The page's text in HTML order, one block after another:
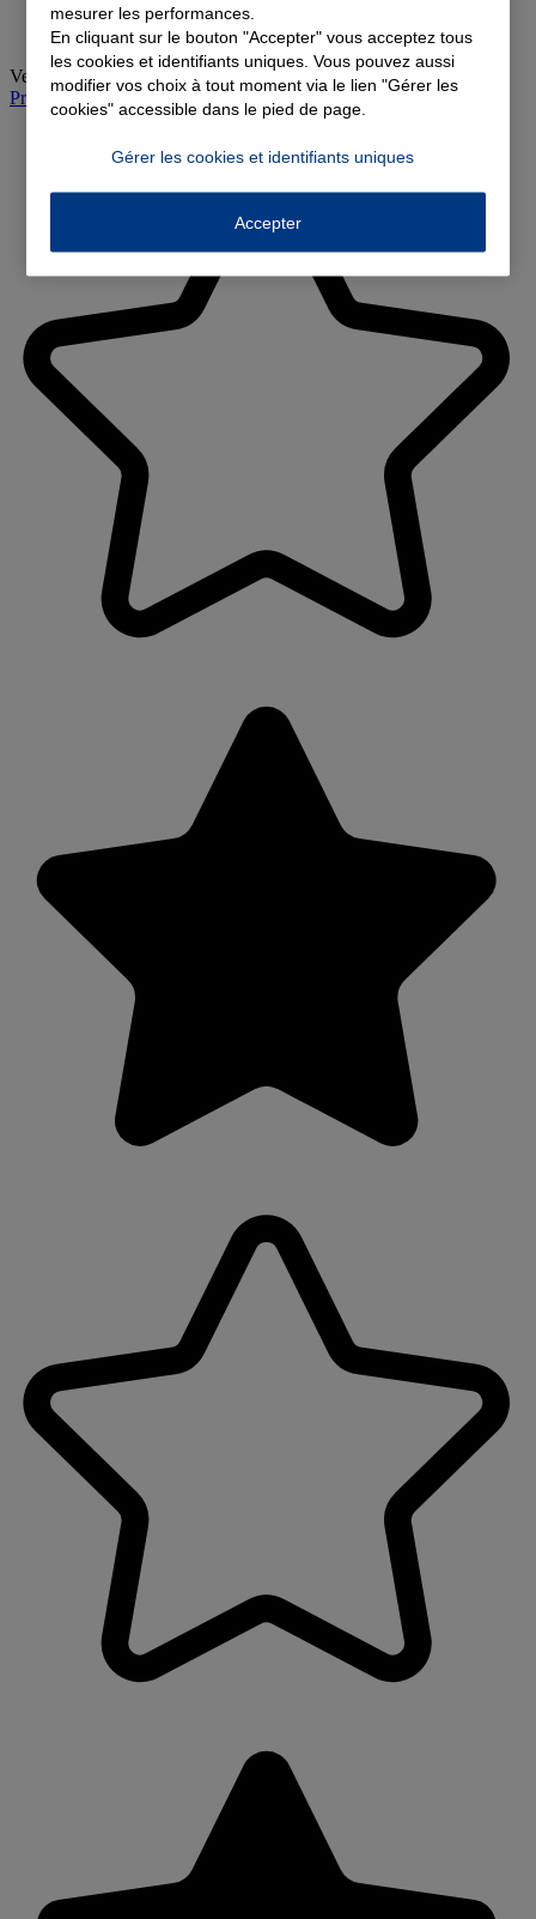
Vendredi : 09:00-12:00, 14:00-18:00
Prendre rendez-vous à l'agence
mesurer les performances.
En cliquant sur le bouton "Accepter" vous acceptez tous
les cookies et identifiants uniques. Vous pouvez aussi
modifier vos choix à tout moment via le lien "Gérer les
cookies" accessible dans le pied de page.
Gérer les cookies et identifiants uniques
Accepter